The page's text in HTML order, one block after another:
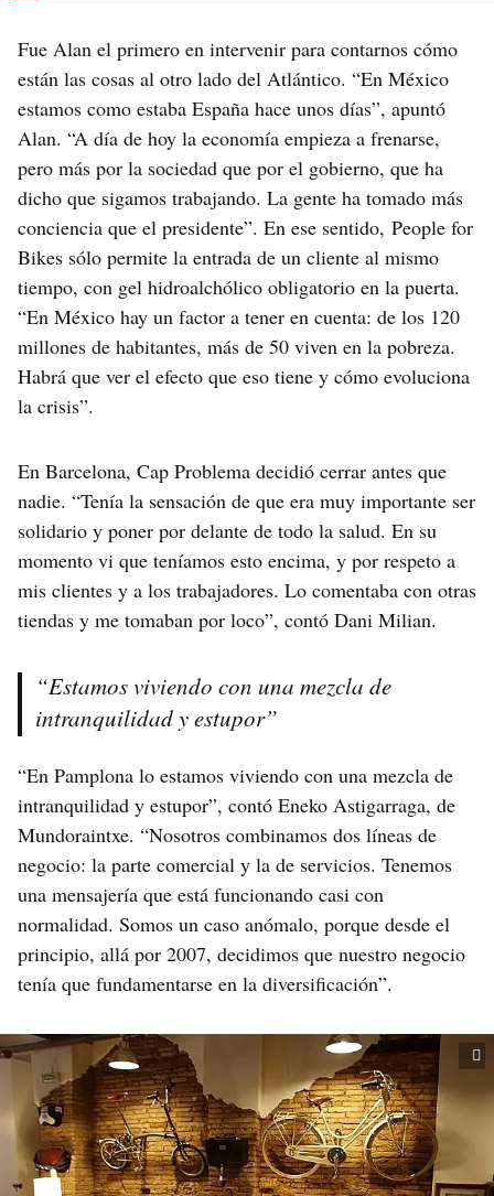
Fue Alan el primero en intervenir para contarnos cómo
están las cosas al otro lado del Atlántico. “En México
estamos como estaba España hace unos días”, apuntó
Alan. “A día de hoy la economía empieza a frenarse,
pero más por la sociedad que por el gobierno, que ha
dicho que sigamos trabajando. La gente ha tomado más
conciencia que el presidente”. En ese sentido, People for
Bikes sólo permite la entrada de un cliente al mismo
tiempo, con gel hidroalchólico obligatorio en la puerta.
“En México hay un factor a tener en cuenta: de los 120
millones de habitantes, más de 50 viven en la pobreza.
Habrá que ver el efecto que eso tiene y cómo evoluciona
la crisis”.
En Barcelona, Cap Problema decidió cerrar antes que
nadie. “Tenía la sensación de que era muy importante ser
solidario y poner por delante de todo la salud. En su
momento vi que teníamos esto encima, y por respeto a
mis clientes y a los trabajadores. Lo comentaba con otras
tiendas y me tomaban por loco”, contó Dani Milian.
“Estamos viviendo con una mezcla de
intranquilidad y estupor”
“En Pamplona lo estamos viviendo con una mezcla de
intranquilidad y estupor”, contó Eneko Astigarraga, de
Mundoraintxe. “Nosotros combinamos dos líneas de
negocio: la parte comercial y la de servicios. Tenemos
una mensajería que está funcionando casi con
normalidad. Somos un caso anómalo, porque desde el
principio, allá por 2007, decidimos que nuestro negocio
tenía que fundamentarse en la diversificación”.